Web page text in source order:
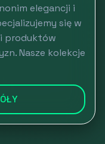
elegancji i
się w
produktów
Nasze kolekcje